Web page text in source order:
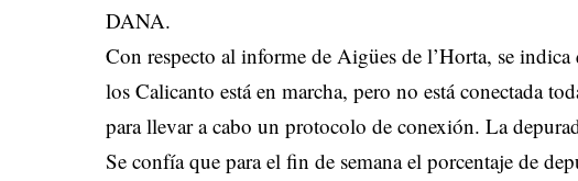
DANA.
Con respecto al informe de Aigües de l’Horta, se
los Calicanto está en marcha, pero no está conectada
para llevar a cabo un protocolo de conexión. La
Se confía que para el fin de semana el porcentaje de